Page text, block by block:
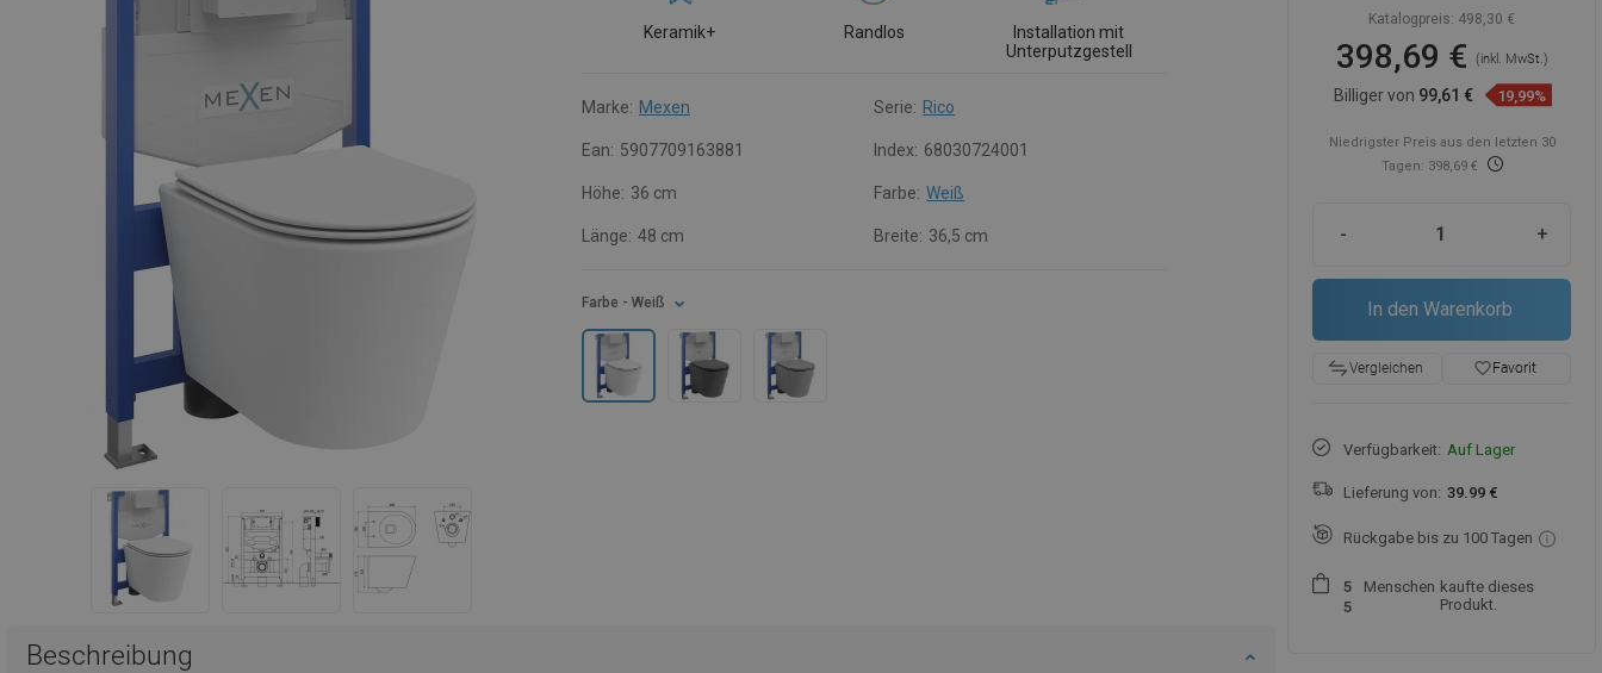
Keramik+ Randlos
Installation mit
Unterputzgestell
Marke: Mexen Serie: Rico
Ean: 5907709163881 Index: 68030724001
Höhe: 36 cm Farbe: Weiß
Länge: 48 cm Breite: 36,5 cm
Farbe - Weiß
Beschreibung
Sitz, Weiß Matt -
68030724001
Katalogpreis: 498,30 €
398,69 € (inkl. MwSt.)
Billiger von 99,61 € 19,99%
Niedrigster Preis aus den letzten 30
Tagen: 398,69 €
- +
In den Warenkorb
Vergleichen favorite_borderFavorit
Verfügbarkeit: Auf Lager
Lieferung von: 39.99 €
Rückgabe bis zu 100 Tagen
5
5
Menschen kaufte dieses
Produkt.